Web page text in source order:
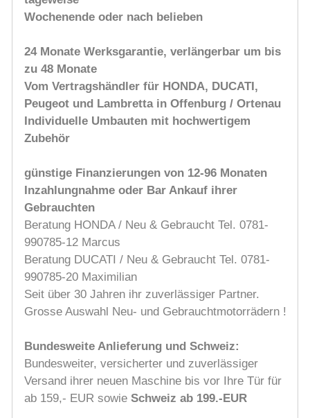
Wochenende oder nach belieben
24 Monate Werksgarantie, verlängerbar um bis
zu 48 Monate
Vom Vertragshändler für HONDA, DUCATI,
Peugeot und Lambretta in Offenburg / Ortenau
Individuelle Umbauten mit hochwertigem
Zubehör
günstige Finanzierungen von 12-96 Monaten
Inzahlungnahme oder Bar Ankauf ihrer
Gebrauchten
Beratung HONDA / Neu & Gebraucht Tel. 0781-
990785-12 Marcus
Beratung DUCATI / Neu & Gebraucht Tel. 0781-
990785-20 Maximilian
Seit über 30 Jahren ihr zuverlässiger Partner.
Grosse Auswahl Neu- und Gebrauchtmotorrädern !
Bundesweite Anlieferung und Schweiz:
Bundesweiter, versicherter und zuverlässiger
Versand ihrer neuen Maschine bis vor Ihre Tür für
ab 159,- EUR sowie Schweiz ab 199.-EUR